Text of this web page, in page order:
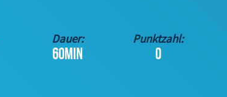
Dauer:
60MIN
Punktzahl:
0